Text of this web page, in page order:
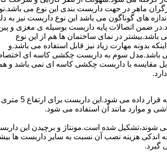
ماهر در جهت داربست بندی این نوع می
های گوناگون می باشد این نوع داربست نیز به
ضمن اتصالات پایه داربست بوسیله ی مغزی و
باشد.بیشتر در نمای ساختمان ها هم از این نوع
بدونه مهارت زیاد نیز قابل استفاده می باشد.و
می باشد.مدل سوم به داربست چکشی کاسه ای
مقایسه با داربست چکشی کاسه ای نمی باشد و
در داربست های خرپا،صفحه ی اصلی کار روی نردبان های متحرک یا سه پایه قرار داده می شود.این داربست برای ارتفاع 5 متری
و موارد مانند آن استفاده می شود.
شده است.مونتاژ و برچیدن این
اندکی هزینه نصب آن نسبت به سایر داربست ها
گیرد.